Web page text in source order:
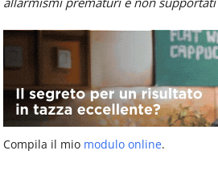
Compila il mio modulo online.